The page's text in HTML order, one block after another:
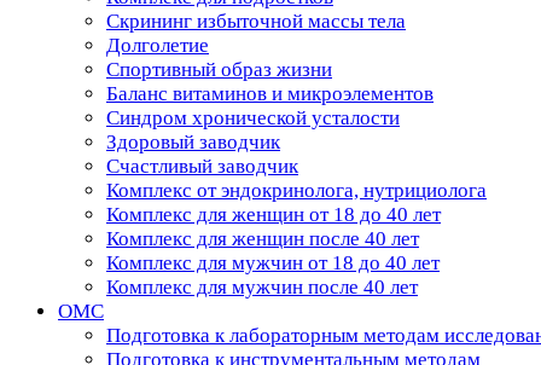
Скрининг избыточной массы тела
Долголетие
Спортивный образ жизни
Баланс витаминов и микроэлементов
Синдром хронической усталости
Здоровый заводчик
Счастливый заводчик
Комплекс от эндокринолога, нутрициолога
Комплекс для женщин от 18 до 40 лет
Комплекс для женщин после 40 лет
Комплекс для мужчин от 18 до 40 лет
Комплекс для мужчин после 40 лет
ОМС
Подготовка к лабораторным методам
Подготовка к инструментальным методам